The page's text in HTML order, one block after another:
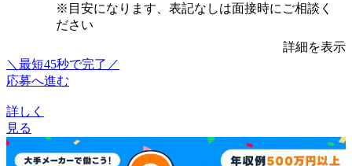
※目安になります、表記なしは面接時にご相談く
ださい
詳細を表示
＼最短45秒で完了／
応募へ進む
詳しく
見る